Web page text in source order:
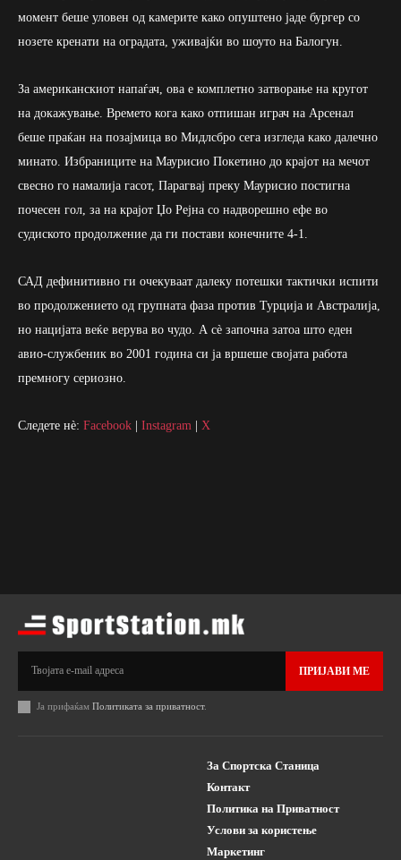
момент беше уловен од камерите како опуштено јаде бургер со
нозете кренати на оградата, уживајќи во шоуто на Балогун.
За американскиот напаѓач, ова е комплетно затворање на кругот
на докажување. Времето кога како отпишан играч на Арсенал
беше праќан на позајмица во Мидлсбро сега изгледа како далечно
минато. Избраниците на Маурисио Покетино до крајот на мечот
свесно го намалија гасот, Парагвај преку Маурисио постигна
почесен гол, за на крајот Џо Рејна со надворешно ефе во
судиското продолжение да ги постави конечните 4-1.
САД дефинитивно ги очекуваат далеку потешки тактички испити
во продолжението од групната фаза против Турција и Австралија,
но нацијата веќе верува во чудо. А сè започна затоа што еден
авио-службеник во 2001 година си ја вршеше својата работа
премногу сериозно.
Следете нè: Facebook Instagram X
ПРИЈАВИ МЕ
Ја прифаќам Политиката за приватност.
За Спортска Станица
Контакт
Политика на Приватност
Услови за користење
Маркетинг